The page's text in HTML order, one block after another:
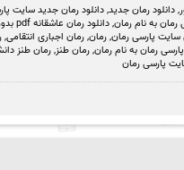
,دانلود رمان جدید,دانلود رمان جدید سایت
رمان به نام رمان,دانلود رمان عاشقانه pdf بدون سانسور
سایت پارسی رمان,رمان,رمان اجباری انتقامی,
رمان به نام رمان,رمان طنز,رمان طنز
پارسی رمان